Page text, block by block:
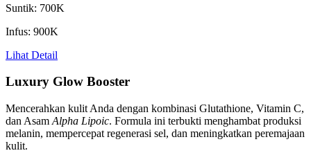
Suntik: 700K
Infus: 900K
Lihat Detail
Luxury Glow Booster
Mencerahkan kulit Anda dengan kombinasi Glutathione, Vitamin C,
dan Asam Alpha Lipoic. Formula ini terbukti menghambat produksi
melanin, mempercepat regenerasi sel, dan meningkatkan peremajaan
kulit.